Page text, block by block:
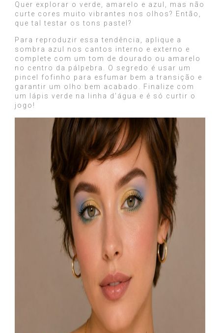
Quer explorar o verde, amarelo e azul, mas não
curte cores muito vibrantes nos olhos? Então,
que tal testar os tons pastel?
Para reproduzir essa tendência, aplique a
sombra azul nos cantos interno e externo e
complete com um tom de dourado ou amarelo
no centro da pálpebra. O segredo é usar um
pincel fofinho para esfumar bem a transição e
garantir um olho bem acabado. Finalize com
um lápis verde na linha d’água e é só curtir o
jogo!